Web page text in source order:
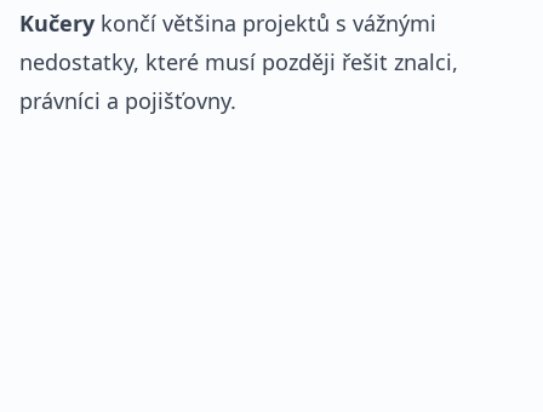
Kučery končí většina projektů s vážnými
nedostatky, které musí později řešit znalci,
právníci a pojišťovny.